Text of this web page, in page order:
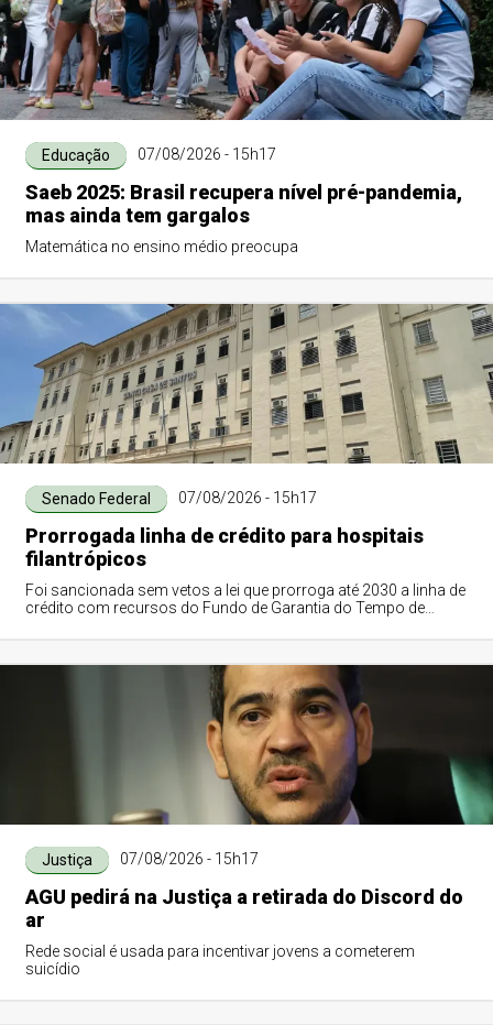
Educação 07/08/2026 - 15h17
Saeb 2025: Brasil recupera nível pré-pandemia,
mas ainda tem gargalos
Matemática no ensino médio preocupa
Senado Federal 07/08/2026 - 15h17
Prorrogada linha de crédito para hospitais
filantrópicos
Foi sancionada sem vetos a lei que prorroga até 2030 a linha de
crédito com recursos do Fundo de Garantia do Tempo de
Justiça 07/08/2026 - 15h17
AGU pedirá na Justiça a retirada do Discord do
ar
Rede social é usada para incentivar jovens a cometerem
suicídio